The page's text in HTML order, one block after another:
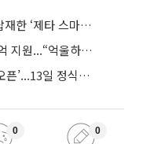
롯데마트, 2000억 투입 ‘오카도’ AI 탑재한 ‘제타 스마트센터’...온라인 장보기 판 바꾼다
장혜선 이사장, ‘가정 밖 청소년’에 2억 지원...“억울하고 아파도 단단해지길”
2000억 수혈받은 홈플러스 ‘오늘 가오픈’...13일 정식 개장 시험대
0 0